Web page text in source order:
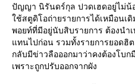
ปัญญา นิรันดร์กุล ปวดเฮดอยู่ไม่น้
ช้สตูดิโอถ่ายรายการได้เหมือนเดิ
พอยท์ที่มีอยู่นับสิบรายการ ต้องนำ
ทนไปก่อน รวมทั้งรายการยอดฮิ
กลับมีข่าวลือออกมาว่าคงต้องโบ
เพราะถูกปรับออกจากผัง